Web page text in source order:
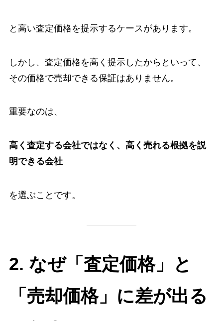
と高い査定価格を提示するケースがあります。
しかし、査定価格を高く提示したからといって、
その価格で売却できる保証はありません。
重要なのは、
高く査定する会社ではなく、高く売れる根拠を説
明できる会社
を選ぶことです。
2. なぜ「査定価格」と
「売却価格」に差が出る